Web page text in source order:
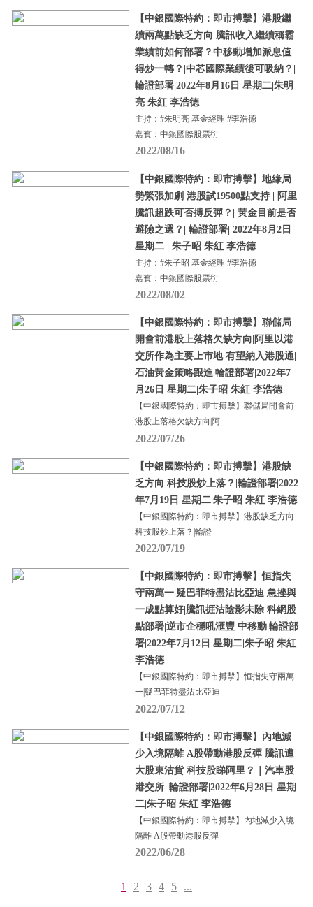
【中銀國際特約：即市搏擊】港股繼
續兩萬點缺乏方向 騰訊收入繼續稱霸
業績前如何部署？中移動增加派息值
得炒一轉？|中芯國際業績後可吸納？|
輪證部署|2022年8月16日 星期二|朱明
亮 朱紅 李浩德
主持：#朱明亮 基金經理 #李浩德
嘉賓：中銀國際股票衍
2022/08/16
【中銀國際特約：即市搏擊】地緣局
勢緊張加劇 港股試19500點支持 | 阿里
騰訊超跌可否搏反彈？| 黃金目前是否
避險之選？| 輪證部署| 2022年8月2日
星期二 | 朱子昭 朱紅 李浩德
主持：#朱子昭 基金經理 #李浩德
嘉賓：中銀國際股票衍
2022/08/02
【中銀國際特約：即市搏擊】聯儲局
開會前港股上落格欠缺方向|阿里以港
交所作為主要上市地 有望納入港股通|
石油黃金策略跟進|輪證部署|2022年7
月26日 星期二|朱子昭 朱紅 李浩德
【中銀國際特約：即市搏擊】聯儲局開會前
港股上落格欠缺方向|阿
2022/07/26
【中銀國際特約：即市搏擊】港股缺
乏方向 科技股炒上落？|輪證部署|2022
年7月19日 星期二|朱子昭 朱紅 李浩德
【中銀國際特約：即市搏擊】港股缺乏方向
科技股炒上落？|輪證
2022/07/19
【中銀國際特約：即市搏擊】恒指失
守兩萬一|疑巴菲特盡沽比亞迪 急挫與
一成點算好|騰訊捱沽陰影未除 科網股
點部署|逆市企穩吼滙豐 中移動|輪證部
署|2022年7月12日 星期二|朱子昭 朱紅
李浩德
【中銀國際特約：即市搏擊】恒指失守兩萬
一|疑巴菲特盡沽比亞迪
2022/07/12
【中銀國際特約：即市搏擊】內地減
少入境隔離 A股帶動港股反彈 騰訊遭
大股東沽貨 科技股睇阿里？｜汽車股
港交所 |輪證部署|2022年6月28日 星期
二|朱子昭 朱紅 李浩德
【中銀國際特約：即市搏擊】內地減少入境
隔離 A股帶動港股反彈
2022/06/28
1 2 3 4 5 ...